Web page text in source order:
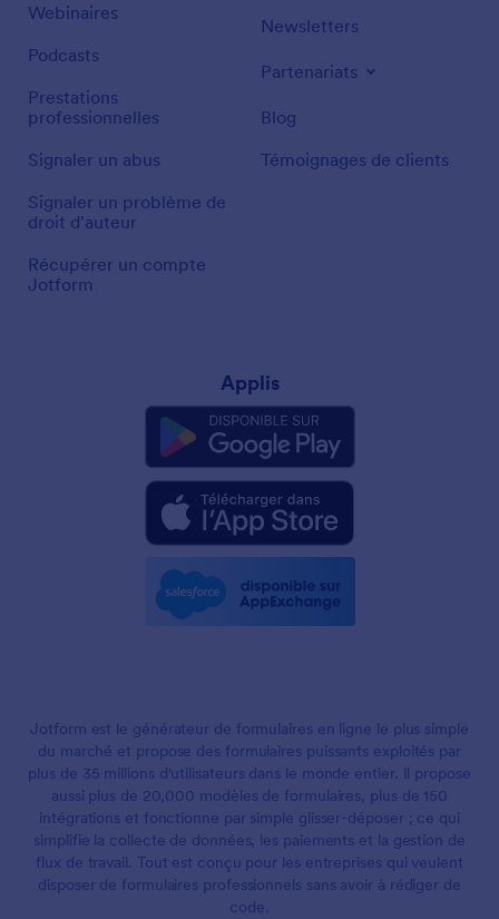
Webinaires
Podcasts
Prestations
professionnelles
Signaler un abus
Signaler un problème de
droit d'auteur
Récupérer un compte
Jotform
Newsletters
Partenariats
Blog
Témoignages de clients
Applis
Jotform est le générateur de formulaires en ligne le plus simple
du marché et propose des formulaires puissants exploités par
plus de 35 millions d'utilisateurs dans le monde entier. Il propose
aussi plus de 20,000 modèles de formulaires, plus de 150
intégrations et fonctionne par simple glisser-déposer ; ce qui
simplifie la collecte de données, les paiements et la gestion de
flux de travail. Tout est conçu pour les entreprises qui veulent
disposer de formulaires professionnels sans avoir à rédiger de
code.